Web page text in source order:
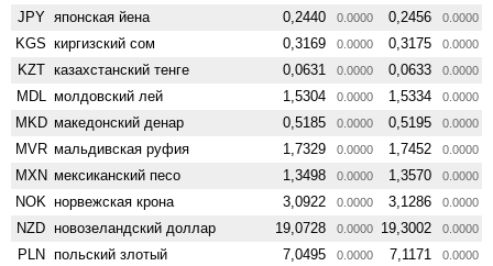
JPY японская йена 0,2440 0.0000 0,2456 0.0000
KGS киргизский сом 0,3169 0.0000 0,3175 0.0000
KZT казахстанский тенге 0,0631 0.0000 0,0633 0.0000
MDL молдовский лей 1,5304 0.0000 1,5334 0.0000
MKD македонский денар 0,5185 0.0000 0,5195 0.0000
MVR мальдивская руфия 1,7329 0.0000 1,7452 0.0000
MXN мексиканский песо 1,3498 0.0000 1,3570 0.0000
NOK норвежская крона 3,0922 0.0000 3,1286 0.0000
NZD ново­зеландский доллар 19,0728 0.0000 19,3002 0.0000
PLN польский злотый 7,0495 0.0000 7,1171 0.0000